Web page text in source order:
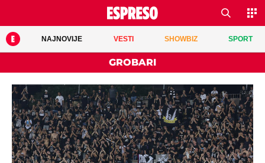
NAJNOVIJE VESTI SHOWBIZ SPORT
GROBARI